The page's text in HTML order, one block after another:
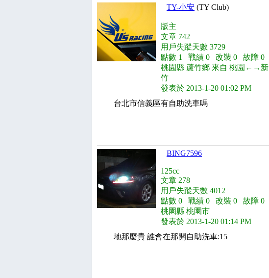
TY-小安 (TY Club)
版主
文章 742
用戶失蹤天數 3729
點數 1 戰績 0 改裝 0 故障 0
桃園縣 蘆竹鄉 來自 桃園←→新
竹
發表於 2013-1-20 01:02 PM
台北市信義區有自助洗車嗎
BING7596
125cc
文章 278
用戶失蹤天數 4012
點數 0 戰績 0 改裝 0 故障 0
桃園縣 桃園市
發表於 2013-1-20 01:14 PM
地那麼貴 誰會在那開自助洗車:15